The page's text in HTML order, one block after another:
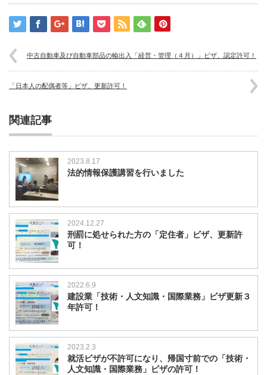
中古自動車及び自動車部品の輸出入「経営・管理（４月）」ビザ、認定許可！
「日本人の配偶者等」ビザ、更新許可！
関連記事
2023.8.17
法的情報保護講習を行いました
2024.12.27
刑罰に処せられた方の「定住者」ビザ、更新許
可！
2022.6.9
建設業「技術・人文知識・国際業務」ビザ更新３
年許可！
2023.2.3
就活ビザが不許可になり、帰国寸前での「技術・
人文知識・国際業務」ビザの許可！